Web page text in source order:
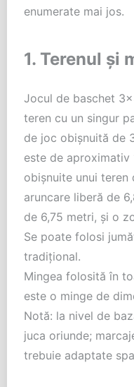
enumerate mai jos.
1. Terenul și
Jocul de baschet
teren cu un singur
de joc obișnuită de
este de aproximativ
obișnuite unui teren
aruncare liberă de
de 6,75 metri, și o
Se poate folosi
tradițional.
Mingea folosită în
este o minge de
Notă: la nivel de
juca oriunde;
trebuie adaptate